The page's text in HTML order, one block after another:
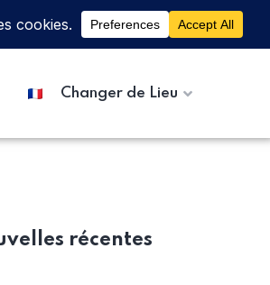
Changer de Lieu
récentes